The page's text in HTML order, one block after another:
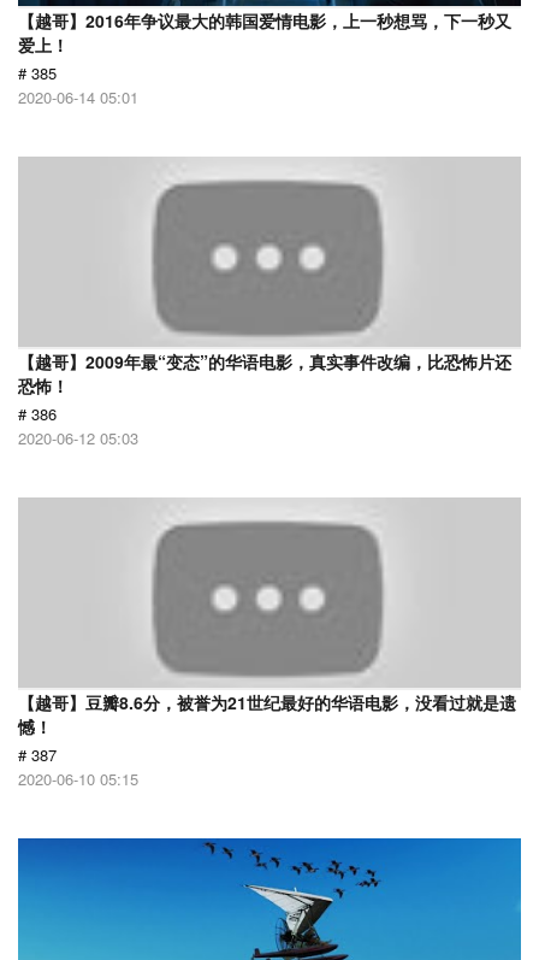
【越哥】2016年争议最大的韩国爱情电影，上一秒想骂，下一秒又
爱上！
# 385
2020-06-14 05:01
【越哥】2009年最“变态”的华语电影，真实事件改编，比恐怖片还
恐怖！
# 386
2020-06-12 05:03
【越哥】豆瓣8.6分，被誉为21世纪最好的华语电影，没看过就是遗
憾！
# 387
2020-06-10 05:15